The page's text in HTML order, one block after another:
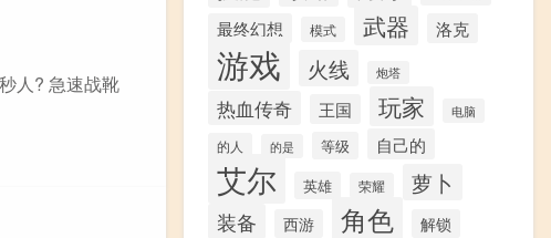
人? 急速战靴
最终幻想 模式 武器 洛克
游戏 火线 炮塔
热血传奇 王国 玩家 电脑
的人 的是 等级 自己的
艾尔 英雄 荣耀 萝卜
装备 西游 角色 解锁